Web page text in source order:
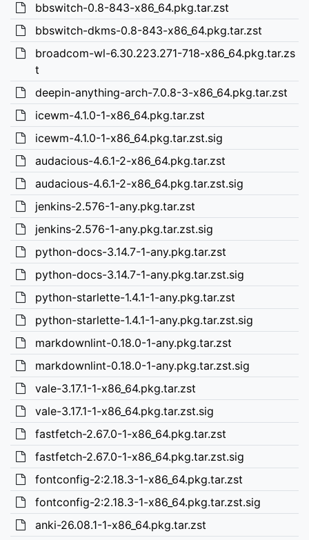
bbswitch-0.8-843-x86_64.pkg.tar.zst
bbswitch-dkms-0.8-843-x86_64.pkg.tar.zst
broadcom-wl-6.30.223.271-718-x86_64.pkg.tar.zs
t
deepin-anything-arch-7.0.8-3-x86_64.pkg.tar.zst
icewm-4.1.0-1-x86_64.pkg.tar.zst
icewm-4.1.0-1-x86_64.pkg.tar.zst.sig
audacious-4.6.1-2-x86_64.pkg.tar.zst
audacious-4.6.1-2-x86_64.pkg.tar.zst.sig
jenkins-2.576-1-any.pkg.tar.zst
jenkins-2.576-1-any.pkg.tar.zst.sig
python-docs-3.14.7-1-any.pkg.tar.zst
python-docs-3.14.7-1-any.pkg.tar.zst.sig
python-starlette-1.4.1-1-any.pkg.tar.zst
python-starlette-1.4.1-1-any.pkg.tar.zst.sig
markdownlint-0.18.0-1-any.pkg.tar.zst
markdownlint-0.18.0-1-any.pkg.tar.zst.sig
vale-3.17.1-1-x86_64.pkg.tar.zst
vale-3.17.1-1-x86_64.pkg.tar.zst.sig
fastfetch-2.67.0-1-x86_64.pkg.tar.zst
fastfetch-2.67.0-1-x86_64.pkg.tar.zst.sig
fontconfig-2:2.18.3-1-x86_64.pkg.tar.zst
fontconfig-2:2.18.3-1-x86_64.pkg.tar.zst.sig
anki-26.08.1-1-x86_64.pkg.tar.zst